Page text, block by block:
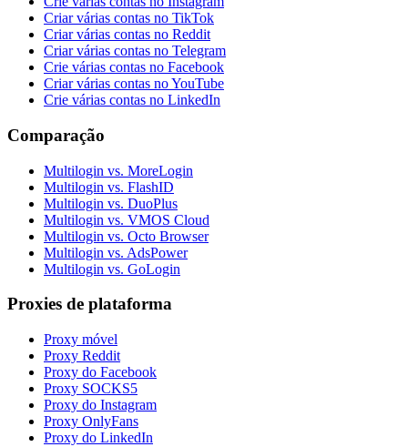
Criar várias contas no TikTok
Criar várias contas no Reddit
Criar várias contas no Telegram
Crie várias contas no Facebook
Criar várias contas no YouTube
Crie várias contas no LinkedIn
Comparação
Multilogin vs. MoreLogin
Multilogin vs. FlashID
Multilogin vs. DuoPlus
Multilogin vs. VMOS Cloud
Multilogin vs. Octo Browser
Multilogin vs. AdsPower
Multilogin vs. GoLogin
Proxies de plataforma
Proxy móvel
Proxy Reddit
Proxy do Facebook
Proxy SOCKS5
Proxy do Instagram
Proxy OnlyFans
Proxy do LinkedIn